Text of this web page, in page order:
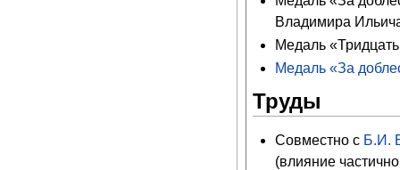
Владимира
Медаль
Медаль «За
Труды
Совместно с Б.И.
(влияние